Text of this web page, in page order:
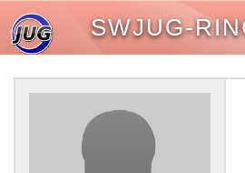
SWJUG-